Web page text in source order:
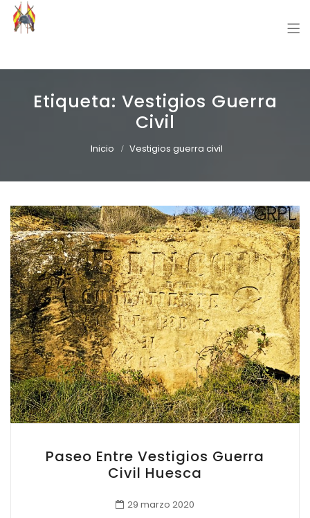
Etiqueta: Vestigios Guerra
Civil
Inicio Vestigios guerra civil
Paseo Entre Vestigios Guerra
Civil Huesca
29 marzo 2020